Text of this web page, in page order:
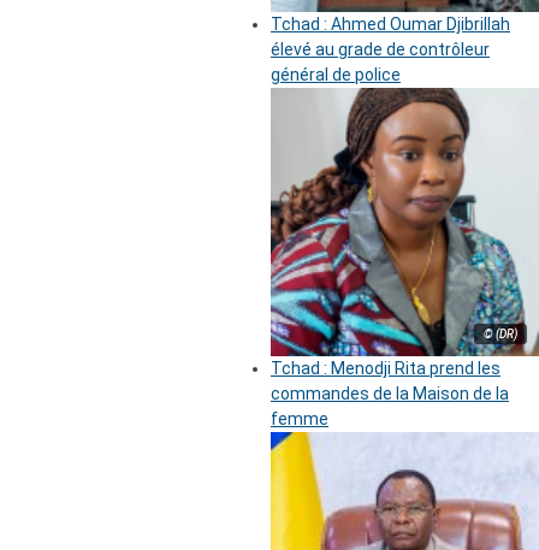
Tchad : Ahmed Oumar Djibrillah
élevé au grade de contrôleur
général de police
© (DR)
Tchad : Menodji Rita prend les
commandes de la Maison de la
femme